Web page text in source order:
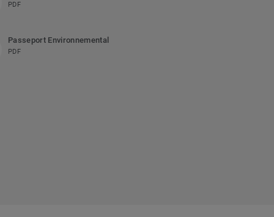
PDF
Passeport Environnemental
PDF